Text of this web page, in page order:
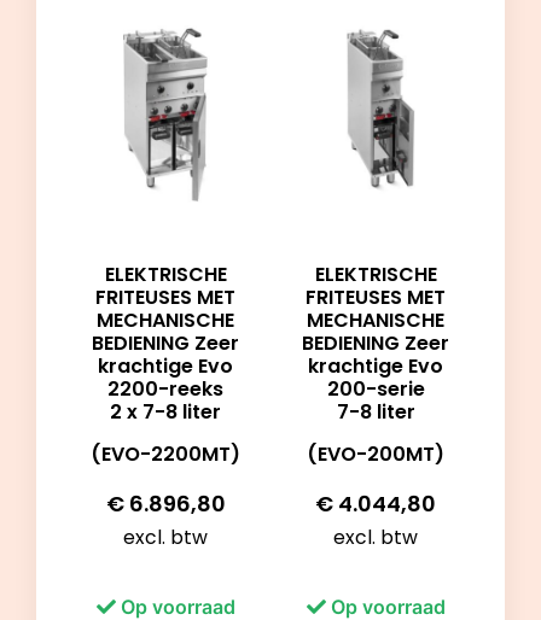
ELEKTRISCHE
FRITEUSES MET
MECHANISCHE
BEDIENING Zeer
krachtige Evo
2200-reeks
2 x 7-8 liter
(EVO-2200MT)
€6.896,80
excl. btw
Op voorraad
ELEKTRISCHE
FRITEUSES MET
MECHANISCHE
BEDIENING Zeer
krachtige Evo
200-serie
7-8 liter
(EVO-200MT)
€ 4.044,80
excl. btw
Op voorraad